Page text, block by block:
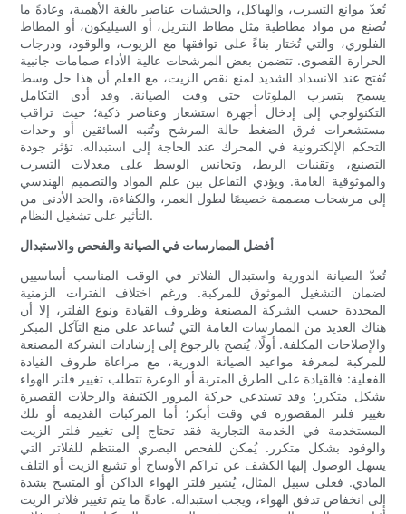
تُعدّ موانع التسرب، والهياكل، والحشيات عناصر بالغة الأهمية، وعادةً ما
تُصنع من مواد مطاطية مثل مطاط النتريل، أو السيليكون، أو المطاط
الفلوري، والتي تُختار بناءً على توافقها مع الزيوت، والوقود، ودرجات
الحرارة القصوى. تتضمن بعض المرشحات عالية الأداء صمامات جانبية
تُفتح عند الانسداد الشديد لمنع نقص الزيت، مع العلم أن هذا حل وسط
يسمح بتسرب الملوثات حتى وقت الصيانة. وقد أدى التكامل
التكنولوجي إلى إدخال أجهزة استشعار وعناصر ذكية؛ حيث تراقب
مستشعرات فرق الضغط حالة المرشح وتُنبه السائقين أو وحدات
التحكم الإلكترونية في المحرك عند الحاجة إلى استبداله. تؤثر جودة
التصنيع، وتقنيات الربط، وتجانس الوسط على معدلات التسرب
والموثوقية العامة. ويؤدي التفاعل بين علم المواد والتصميم الهندسي
إلى مرشحات مصممة خصيصًا لطول العمر، والكفاءة، والحد الأدنى من
التأثير على تشغيل النظام.
أفضل الممارسات في الصيانة والفحص والاستبدال
تُعدّ الصيانة الدورية واستبدال الفلاتر في الوقت المناسب أساسيين
لضمان التشغيل الموثوق للمركبة. ورغم اختلاف الفترات الزمنية
المحددة حسب الشركة المصنعة وظروف القيادة ونوع الفلتر، إلا أن
هناك العديد من الممارسات العامة التي تُساعد على منع التآكل المبكر
والإصلاحات المكلفة. أولًا، يُنصح بالرجوع إلى إرشادات الشركة المصنعة
للمركبة لمعرفة مواعيد الصيانة الدورية، مع مراعاة ظروف القيادة
الفعلية: فالقيادة على الطرق المتربة أو الوعرة تتطلب تغيير فلتر الهواء
بشكل متكرر؛ وقد تستدعي حركة المرور الكثيفة والرحلات القصيرة
تغيير فلتر المقصورة في وقت أبكر؛ أما المركبات القديمة أو تلك
المستخدمة في الخدمة التجارية فقد تحتاج إلى تغيير فلتر الزيت
والوقود بشكل متكرر. يُمكن للفحص البصري المنتظم للفلاتر التي
يسهل الوصول إليها الكشف عن تراكم الأوساخ أو تشبع الزيت أو التلف
المادي. فعلى سبيل المثال، يُشير فلتر الهواء الداكن أو المتسخ بشدة
إلى انخفاض تدفق الهواء، ويجب استبداله. عادةً ما يتم تغيير فلاتر الزيت